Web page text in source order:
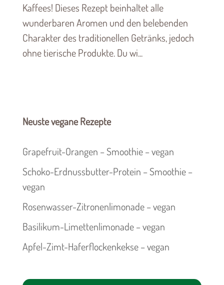
Kaffees! Dieses Rezept beinhaltet alle
wunderbaren Aromen und den belebenden
Charakter des traditionellen Getränks, jedoch
ohne tierische Produkte. Du wi...
Neuste vegane Rezepte
Grapefruit-Orangen – Smoothie – vegan
Schoko-Erdnussbutter-Protein – Smoothie –
vegan
Rosenwasser-Zitronenlimonade – vegan
Basilikum-Limettenlimonade – vegan
Apfel-Zimt-Haferflockenkekse – vegan